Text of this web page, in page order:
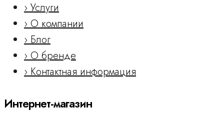
› Услуги
› О компании
› Блог
› О бренде
› Контактная информация
Интернет-магазин